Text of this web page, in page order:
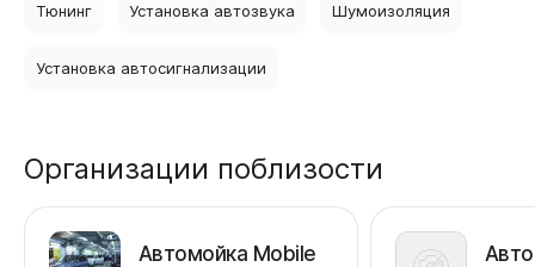
Тюнинг Установка автозвука Шумоизоляция
Установка автосигнализации
Организации поблизости
Автомойка Mobile